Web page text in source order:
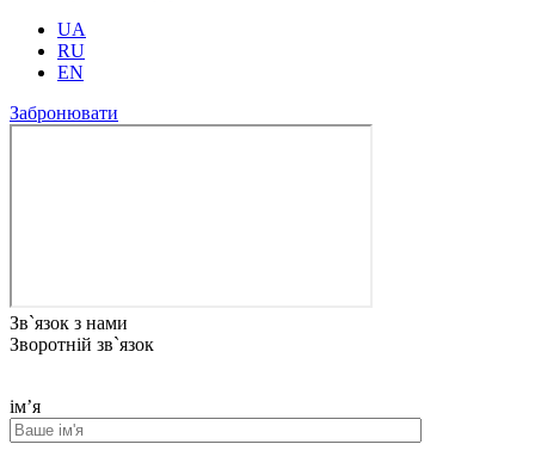
UA
RU
EN
Забронювати
Зв`язок з нами
Зворотній зв`язок
ім’я